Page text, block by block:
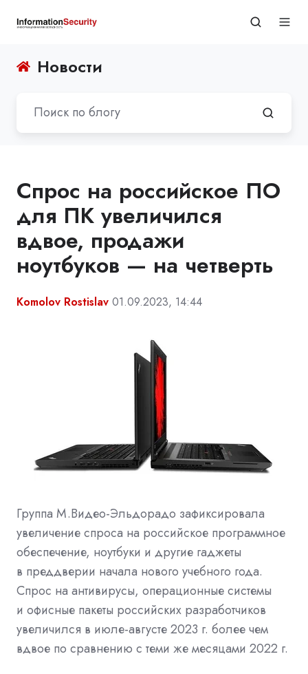
Новости
Спрос на российское ПО
для ПК увеличился
вдвое, продажи
ноутбуков — на четверть
Komolov Rostislav 01.09.2023, 14:44
Группа М.Видео-Эльдорадо зафиксировала
увеличение спроса на российское программное
обеспечение, ноутбуки и другие гаджеты
в преддверии начала нового учебного года.
Спрос на антивирусы, операционные системы
и офисные пакеты российских разработчиков
увеличился в июле-августе 2023 г. более чем
вдвое по сравнению с теми же месяцами 2022 г.